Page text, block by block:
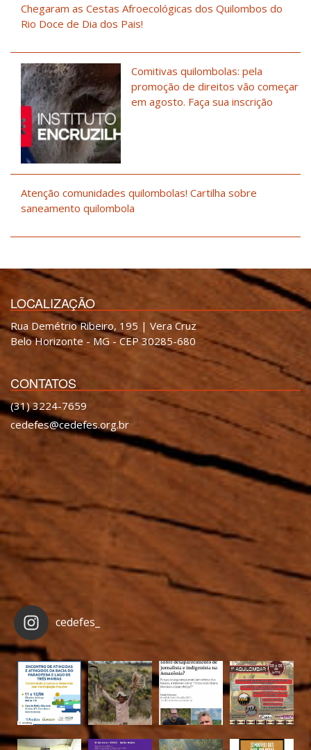
Chegaram as Cestas Afroecológicas dos Quilombos do
Rio Doce de Dia dos Pais!
Comitivas quilombolas: pela
promoção de direitos vão começar
em agosto. Faça sua inscrição
Atenção comunidades quilombolas! Cartilha sobre
saneamento quilombola
LOCALIZAÇÃO
Rua Demétrio Ribeiro, 195 | Vera Cruz
Belo Horizonte - MG - CEP 30285-680
CONTATOS
(31) 3224-7659
cedefes@cedefes.org.br
cedefes_